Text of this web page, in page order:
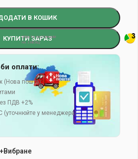
В КОШИК
КУПИТИ ЗАРАЗ
оплати:
(Нова пошта)
ПДВ +2%
(уточнюйте у менеджера)
+Вибране